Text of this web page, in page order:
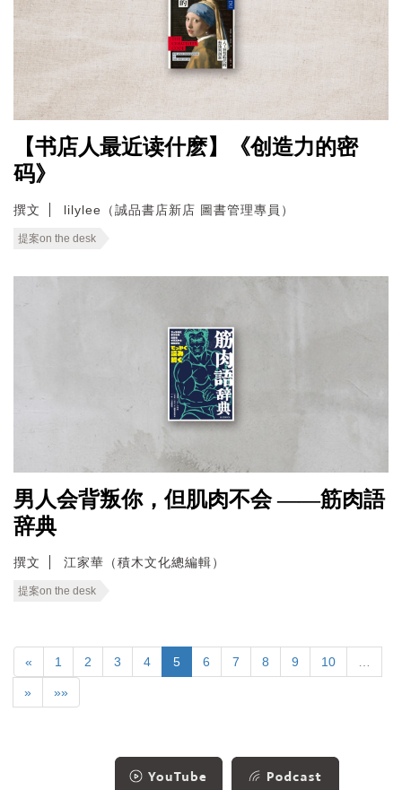
【书店人最近读什麽】《创造力的密
码》
撰文 lilylee（誠品書店新店 圖書管理專員）
提案on the desk
男人会背叛你，但肌肉不会 ——筋肉語
辞典
撰文 江家華（積木文化總編輯）
提案on the desk
« 1 2 3 4 5 6 7 8 9 10
» »»